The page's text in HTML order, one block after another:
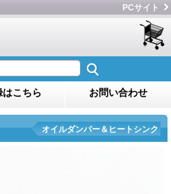
PCサイト
はこちら お問い合わせ
オイルダンパー＆ヒートシンク